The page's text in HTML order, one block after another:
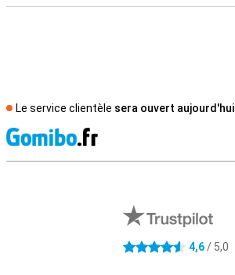
Le service clientèle sera ouvert aujourd'hui
4.6 étoiles 4,6/ 5,0